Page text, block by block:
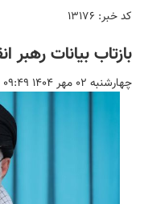
کد خبر: ۱۳۱۷۶
بازتاب بیانات
چهارشنبه ۰۲ مهر ۱۴۰۴ ۰۹:۴۹